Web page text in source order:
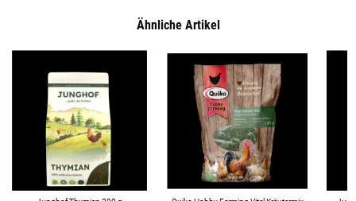
Ähnliche Artikel